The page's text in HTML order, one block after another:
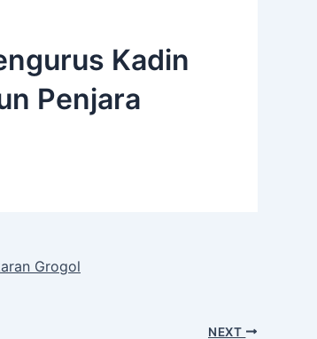
Kadin
Penjara
Grogol
NEXT